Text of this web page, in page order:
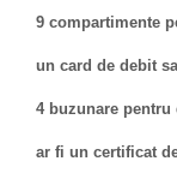
9 compartimente
un card de debit
4 buzunare pentru
ar fi un certificat